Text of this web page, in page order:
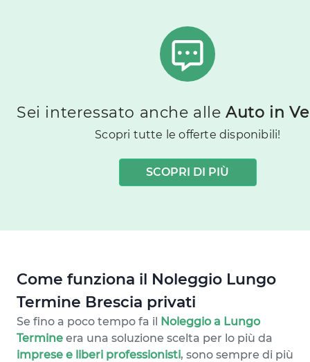
Sei interessato anche alleAuto in
Scopri tutte le offerte disponibili!
SCOPRI DI PIÙ
Come funziona il Noleggio Lungo
Termine Brescia privati
Se fino a poco tempo fa il Noleggio a Lungo
Termine era una soluzione scelta per lo più da
imprese e liberi professionisti, sono sempre di più